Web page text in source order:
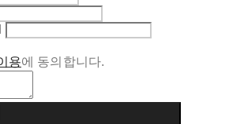
용에 동의합니다.